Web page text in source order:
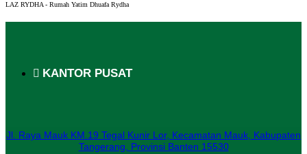
LAZ RYDHA - Rumah Yatim Dhuafa Rydha
KANTOR PUSAT
Jl. Raya Mauk KM.19 Tegal Kunir Lor, Kecamatan Mauk, Kabupaten
Tangerang, Provinsi Banten 15530